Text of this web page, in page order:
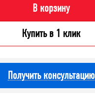
В корзину
Купить в 1 клик
Получить консультацию